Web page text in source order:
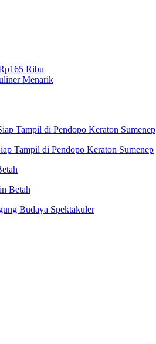
Ribu
Menarik
Tampil di Pendopo Keraton Sumenep
Tampil di Pendopo Keraton Sumenep
Betah
Budaya Spektakuler